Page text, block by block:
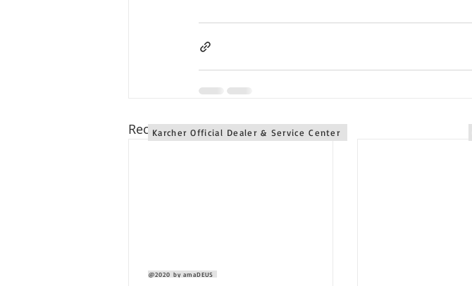
Recent Posts
Karcher Official Dealer & Service Center
@2020 by amaDEUS